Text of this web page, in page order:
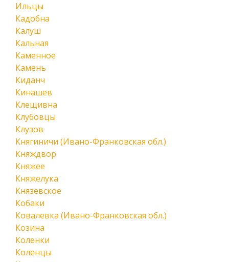
Ильцы
Кадобна
Калуш
Кальная
Каменное
Камень
Киданч
Кинашев
Клещивна
Клубовцы
Клузов
Княгиничи (Ивано-Франковская обл.)
Княждвор
Княжее
Княжелука
Князевское
Кобаки
Ковалевка (Ивано-Франковская обл.)
Козина
Коленки
Коленцы